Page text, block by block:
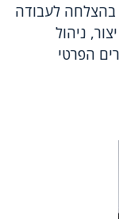
בהצלחה לעבודה
ניהול
הפרטי